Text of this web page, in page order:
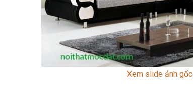
Xem slide ảnh gốc